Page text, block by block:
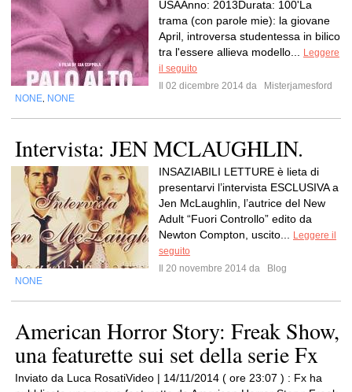
USAAnno: 2013Durata: 100'La
trama (con parole mie): la giovane
April, introversa studentessa in bilico
tra l'essere allieva modello...
Leggere
il seguito
Il 02 dicembre 2014 da
Misterjamesford
NONE NONE
Intervista: JEN MCLAUGHLIN.
INSAZIABILI LETTURE è lieta di
presentarvi l’intervista ESCLUSIVA a
Jen McLaughlin, l’autrice del New
Adult “Fuori Controllo” edito da
Newton Compton, uscito...
Leggere il
seguito
Il 20 novembre 2014 da
Blog
NONE
American Horror Story: Freak Show,
una featurette sui set della serie Fx
Inviato da Luca RosatiVideo | 14/11/2014 ( ore 23:07 ) : Fx ha